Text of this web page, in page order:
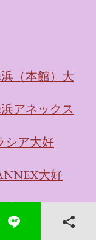
（本館）大
アネックス
シア大好
大好